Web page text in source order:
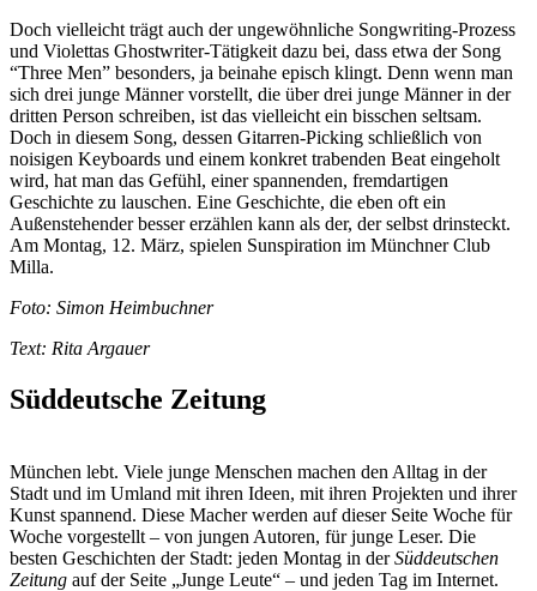
Doch vielleicht trägt auch der ungewöhnliche Songwriting-Prozess
und Violettas Ghostwriter-Tätigkeit dazu bei, dass etwa der Song
“Three Men” besonders, ja beinahe episch klingt. Denn wenn man
sich drei junge Männer vorstellt, die über drei junge Männer in der
dritten Person schreiben, ist das vielleicht ein bisschen seltsam.
Doch in diesem Song, dessen Gitarren-Picking schließlich von
noisigen Keyboards und einem konkret trabenden Beat eingeholt
wird, hat man das Gefühl, einer spannenden, fremdartigen
Geschichte zu lauschen. Eine Geschichte, die eben oft ein
Außenstehender besser erzählen kann als der, der selbst drinsteckt.
Am Montag, 12. März, spielen Sunspiration im Münchner Club
Milla.
Foto: Simon Heimbuchner
Text: Rita Argauer
Süddeutsche Zeitung
München lebt. Viele junge Menschen machen den Alltag in der
Stadt und im Umland mit ihren Ideen, mit ihren Projekten und ihrer
Kunst spannend. Diese Macher werden auf dieser Seite Woche für
Woche vorgestellt – von jungen Autoren, für junge Leser. Die
besten Geschichten der Stadt: jeden Montag in derSüddeutschen
Zeitung auf der Seite „Junge Leute“ – und jeden Tag im Internet.